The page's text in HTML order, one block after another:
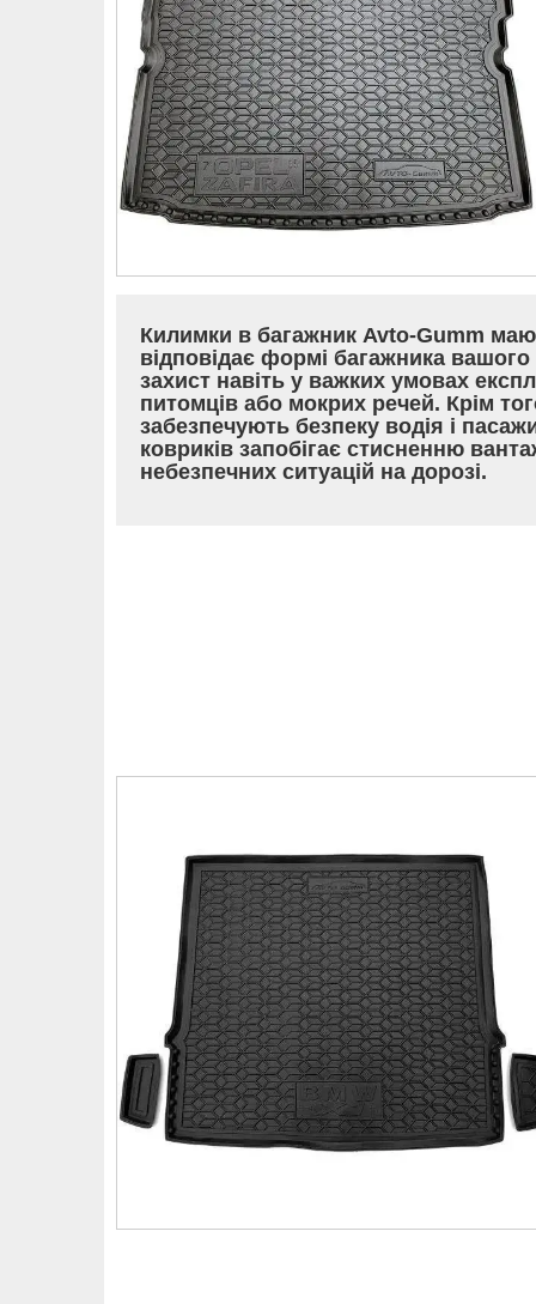
Килимки в багажник Avto-Gumm
відповідає формі багажника
захист навіть у важких умовах
питомців або мокрих речей. Крім
забезпечують безпеку водія і
ковриків запобігає стисненню
небезпечних ситуацій на дорозі.